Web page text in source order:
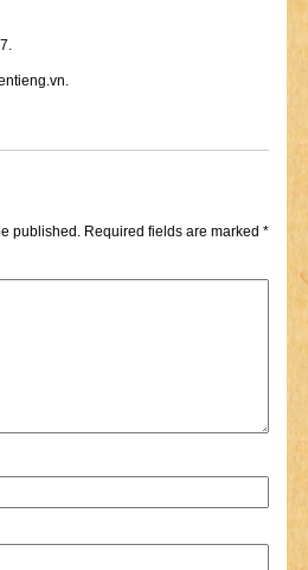
.
published.Required fields are marked *